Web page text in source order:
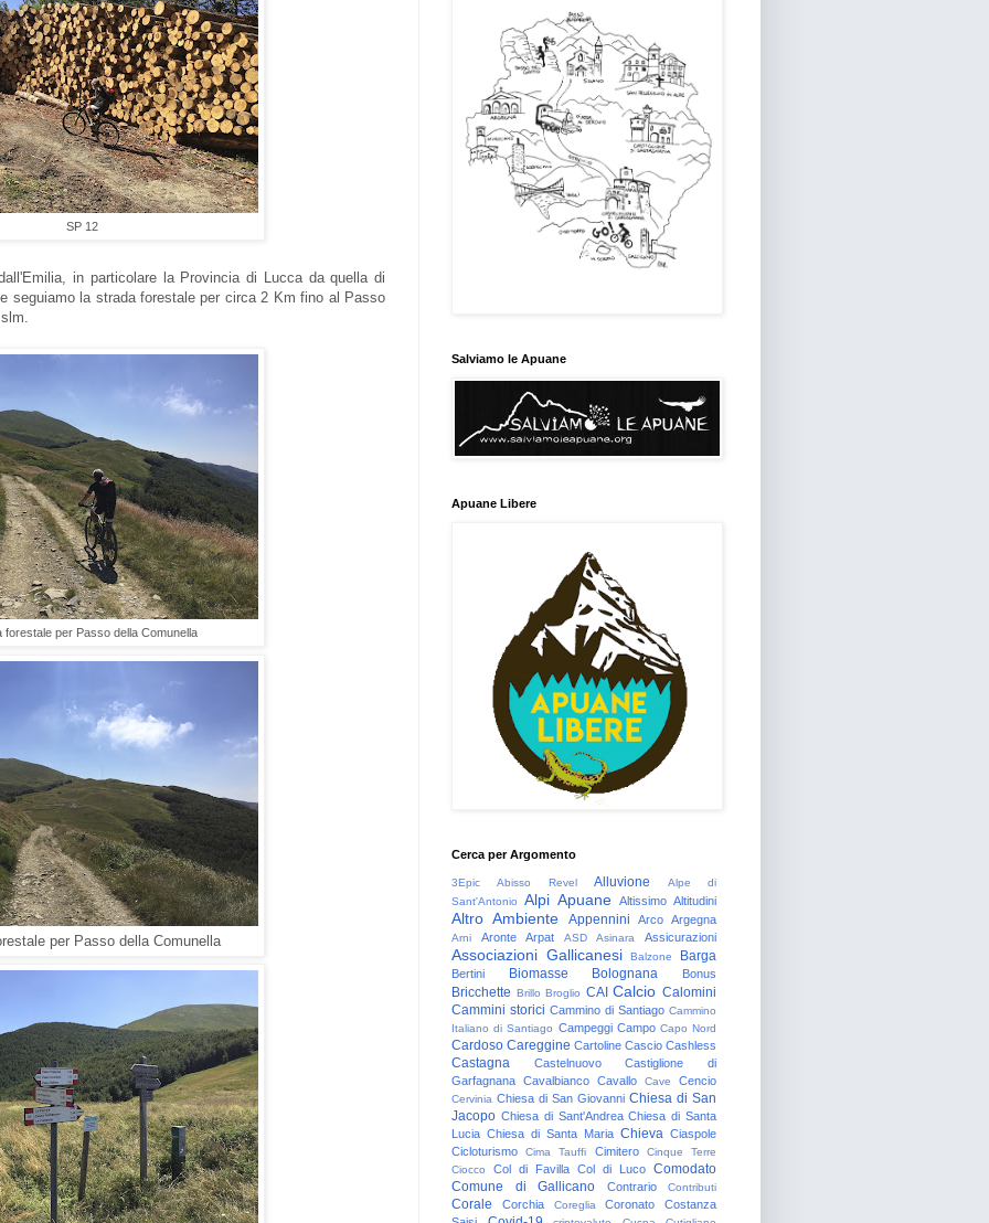
SP 12
in particolare la Provincia di Lucca da quella di
seguiamo la strada forestale per circa 2 Km fino al Passo
forestale per Passo della Comunella
per Passo della Comunella
Salviamo le Apuane
Apuane Libere
Cerca per Argomento
3Epic Abisso Revel Alluvione
Alpe di
Sant'Antonio
Alpi Apuane Altissimo Altitudini
Altro Ambiente Appennini Arco Argegna
Arni Aronte Arpat ASD Asinara Assicurazioni
Associazioni Gallicanesi Balzone Barga
Bertini Biomasse Bolognana Bonus
Bricchette Brillo Broglio CAI Calcio Calomini
Cammini storici Cammino di Santiago Cammino
Italiano di Santiago Campeggi Campo Capo Nord
Cardoso Careggine Cartoline Cascio Cashless
Castagna Castelnuovo
Castiglione di
Garfagnana Cavalbianco Cavallo Cave Cencio
Cervinia Chiesa di San Giovanni Chiesa di San
Jacopo Chiesa di Sant'Andrea Chiesa di Santa
Lucia Chiesa di Santa Maria Chieva Ciaspole
Cicloturismo
Cima Tauffi Cimitero
Cinque Terre
Ciocco
Col di Favilla Col di Luco Comodato
Comune di Gallicano
Contrario Contributi
Corale Corchia Coreglia Coronato
Costanza